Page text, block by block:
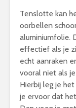
Tenslotte kan
oorbellen
aluminiumfolie.
effectief als je
echt aanraken
vooral niet als
Hierbij leg je
je ervoor dat